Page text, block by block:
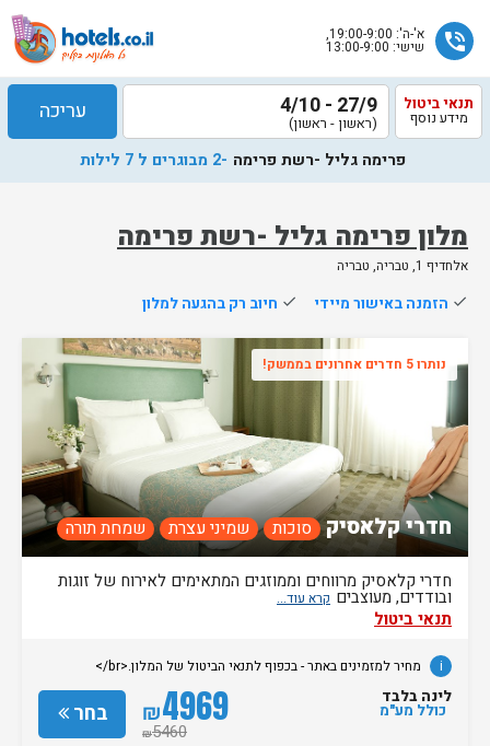
phone_in_talk א'-ה': 19:00-9:00,
שישי: 13:00-9:00
מלון פרימה גליל -רשת פרימה
אלחדיף 1, טבריה, טבריה
תנאי ביטול
מידע נוסף 27/9 - 4/10
(ראשון - ראשון) עריכה
פרימה גליל -רשת פרימה -2 מבוגרים ל 7 לילות
done הזמנה באישור מיידי done חיוב רק בהגעה למלון
נותרו 5 חדרים אחרונים בממשק!
חדרי קלאסיק סוכות שמיני עצרת שמחת תורה
חדרי קלאסיק מרווחים וממוזגים המתאימים לאירוח של זוגות
ובודדים, מעוצבים
תנאי ביטול
i מחיר למזמינים באתר - בכפוף לתנאי הביטול של המלון.<br/>
בחר ₪4969
₪5460
לינה בלבד
כולל מע"מ
שלח
יחזור